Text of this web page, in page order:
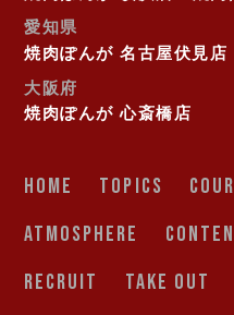
愛知県
焼肉ぽんが 名古屋伏見店
大阪府
焼肉ぽんが 心斎橋店
HOME TOPICS
ATMOSPHERE
RECRUIT
TAKE OUT